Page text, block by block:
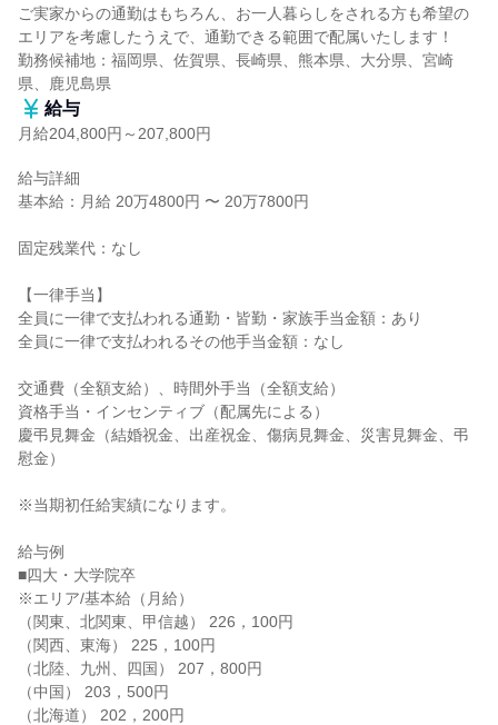
ご実家からの通勤はもちろん、お一人暮らしをされる方も希望の
エリアを考慮したうえで、通勤できる範囲で配属いたします！
勤務候補地：福岡県、佐賀県、長崎県、熊本県、大分県、宮崎
県、鹿児島県
給与
月給204,800円～207,800円
給与詳細
基本給：月給 20万4800円 〜 20万7800円
固定残業代：なし
【一律手当】
全員に一律で支払われる通勤・皆勤・家族手当金額：あり
全員に一律で支払われるその他手当金額：なし
交通費（全額支給）、時間外手当（全額支給）
資格手当・インセンティブ（配属先による）
慶弔見舞金（結婚祝金、出産祝金、傷病見舞金、災害見舞金、弔
慰金）
※当期初任給実績になります。
給与例
■四大・大学院卒
※エリア/基本給（月給）
（関東、北関東、甲信越） 226，100円
（関西、東海） 225，100円
（北陸、九州、四国） 207，800円
（中国） 203，500円
（北海道） 202，200円